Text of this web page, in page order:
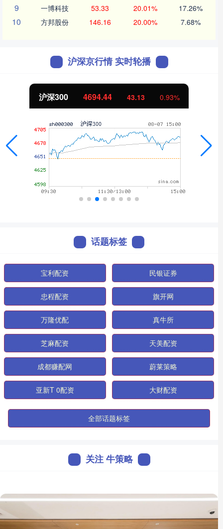
9 一博科技 53.33 20.01% 17.26%
10 方邦股份 146.16 20.00% 7.68%
沪深京行情 实时轮播
沪深300 4694.44 43.13 0.93%
话题标签
宝利配资 民银证券
忠程配资 旗开网
万隆优配 真牛所
芝麻配资 天美配资
成都赚配网 蔚莱策略
亚新T 0配资 大财配资
全部话题标签
关注 牛策略